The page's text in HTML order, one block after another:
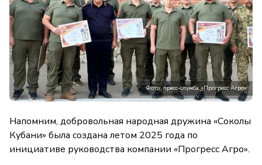
Фото: пресс-служба «Прогресс Агро»
Напомним, добровольная народная дружина «Соколы
Кубани» была создана летом 2025 года по
инициативе руководства компании «Прогресс Агро».